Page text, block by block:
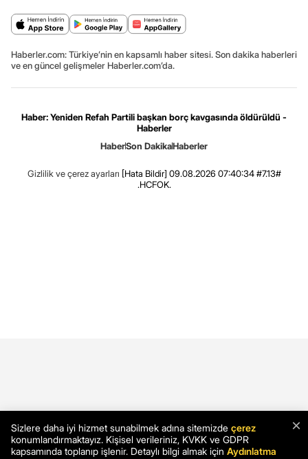
Haberler.com: Türkiye’nin en kapsamlı haber sitesi. Son dakika haberleri
ve en güncel gelişmeler Haberler.com’da.
Haber: Yeniden Refah Partili başkan borç kavgasında öldürüldü -
Haberler
HaberSon DakikaHaberler
Gizlilik ve çerez ayarları [Hata Bildir] 09.08.2026 07:40:34 #7.13#
.HCFOK.
×
Sizlere daha iyi hizmet sunabilmek adına sitemizde çerez
konumlandırmaktayız. Kişisel verileriniz, KVKK ve GDPR
kapsamında toplanıp işlenir. Detaylı bilgi almak için Aydınlatma